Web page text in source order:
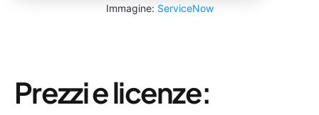
Immagine: ServiceNow
Prezzi e licenze: